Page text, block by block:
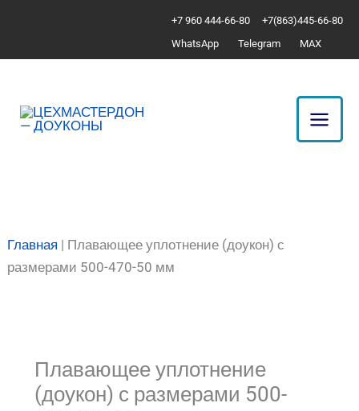
содержимому
+7 960 444-66-80
+7(863)445-66-80
WhatsApp
Telegram MAX
Главная | Плавающее уплотнение (доукон) с
размерами 500-470-50 мм
Плавающее уплотнение
(доукон) с размерами 500-
Плавающее
с